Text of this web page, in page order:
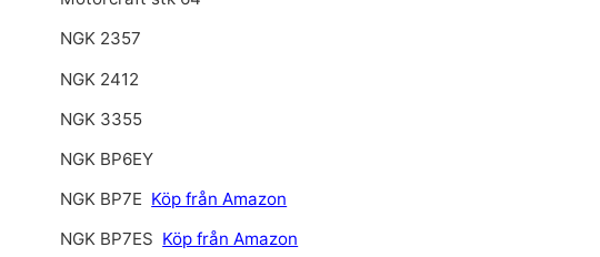
NGK 2357
NGK 2412
NGK 3355
NGK BP6EY
NGK BP7E Köp från Amazon
NGK BP7ES Köp från Amazon